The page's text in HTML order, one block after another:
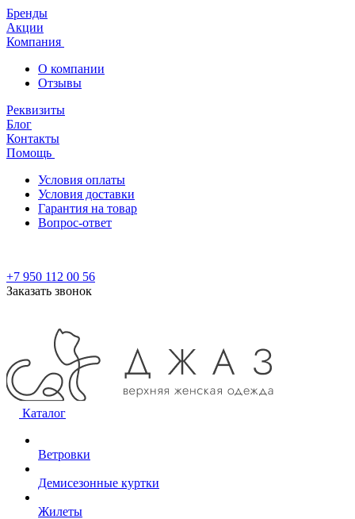
Бренды
Акции
Компания
О компании
Отзывы
Реквизиты
Блог
Контакты
Помощь
Условия оплаты
Условия доставки
Гарантия на товар
Вопрос-ответ
+7 950 112 00 56
Заказать звонок
Каталог
Ветровки
Демисезонные куртки
Жилеты